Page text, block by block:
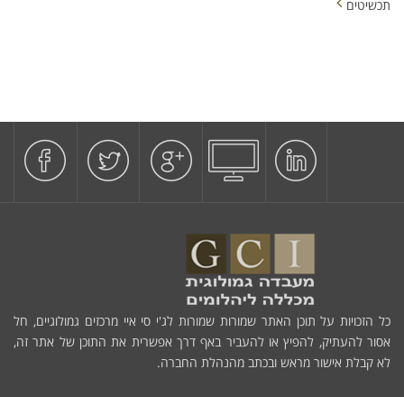
תכשיטים
כל הזכויות על תוכן האתר שמורות שמורות לג'י סי איי מרכזים גמולוגיים, חל
אסור להעתיק, להפיץ או להעביר באף דרך אפשרית את התוכן של אתר זה,
לא קבלת אישור מראש ובכתב מהנהלת החברה.